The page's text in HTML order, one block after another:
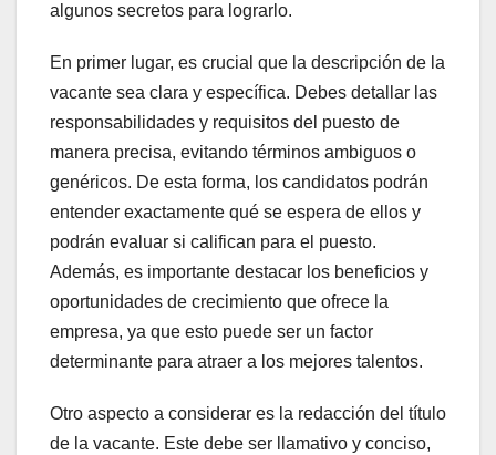
algunos secretos para lograrlo.
En primer lugar, es crucial que la descripción de la
vacante sea clara y específica. Debes detallar las
responsabilidades y requisitos del puesto de
manera precisa, evitando términos ambiguos o
genéricos. De esta forma, los candidatos podrán
entender exactamente qué se espera de ellos y
podrán evaluar si califican para el puesto.
Además, es importante destacar los beneficios y
oportunidades de crecimiento que ofrece la
empresa, ya que esto puede ser un factor
determinante para atraer a los mejores talentos.
Otro aspecto a considerar es la redacción del título
de la vacante. Este debe ser llamativo y conciso,